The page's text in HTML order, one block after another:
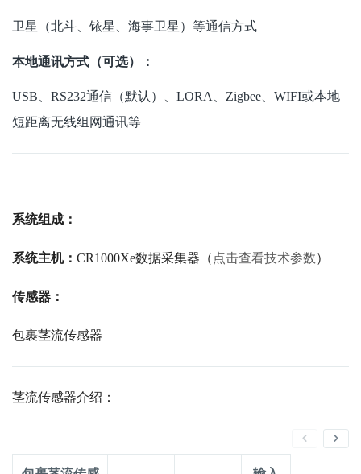
卫星（北斗、铱星、海事卫星）等通信方式
本地通讯方式（可选）：
USB、RS232通信（默认）、LORA、Zigbee、WIFI或本地
短距离无线组网通讯等
系统组成：
系统主机： CR1000Xe数据采集器（ 点击查看技术参数）
传感器：
包裹茎流传感器
茎流传感器介绍：